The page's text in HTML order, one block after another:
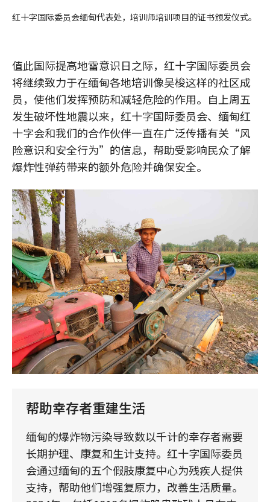
红十字国际委员会缅甸代表处，培训师培训项目的证书颁发仪式。
值此国际提高地雷意识日之际，红十字国际委员会
将继续致力于在缅甸各地培训像吴梭这样的社区成
员，使他们发挥预防和减轻危险的作用。自上周五
发生破坏性地震以来，红十字国际委员会、缅甸红
十字会和我们的合作伙伴一直在广泛传播有关“风
险意识和安全行为”的信息，帮助受影响民众了解
爆炸性弹药带来的额外危险并确保安全。
帮助幸存者重建生活
缅甸的爆炸物污染导致数以千计的幸存者需要
长期护理、康复和生计支持。红十字国际委员
会通过缅甸的五个假肢康复中心为残疾人提供
支持，帮助他们增强复原力，改善生活质量。